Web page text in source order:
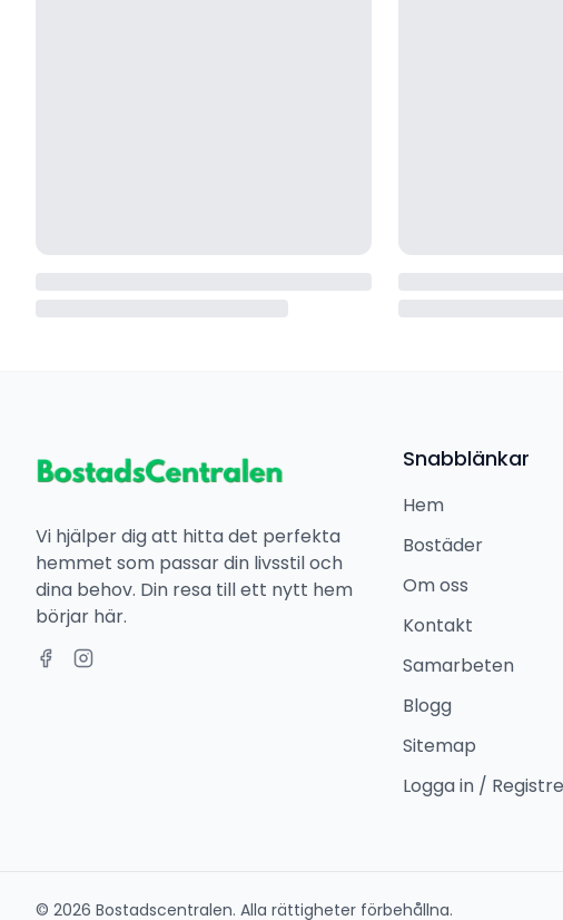
Vi hjälper dig att hitta det perfekta
hemmet som passar din livsstil och
dina behov. Din resa till ett nytt hem
börjar här.
Snabblänkar
Hem
Bostäder
Om oss
Kontakt
Samarbeten
Blogg
Sitemap
Logga in /
© 2026 Bostadscentralen. Alla rättigheter förbehållna.